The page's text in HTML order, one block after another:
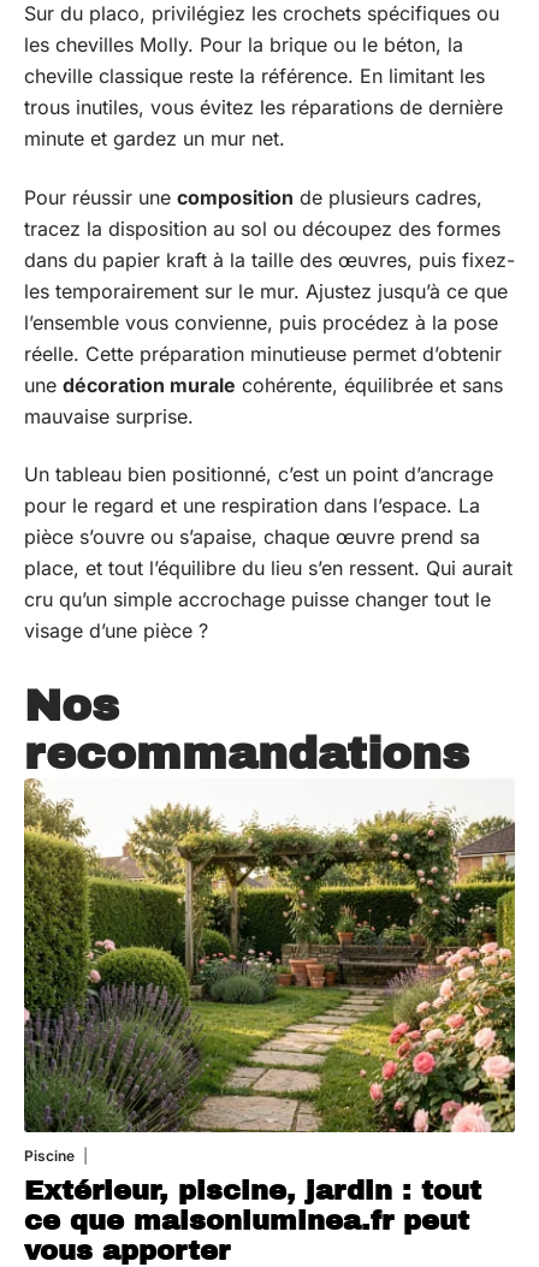
Sur du placo, privilégiez les crochets spécifiques ou
les chevilles Molly. Pour la brique ou le béton, la
cheville classique reste la référence. En limitant les
trous inutiles, vous évitez les réparations de dernière
minute et gardez un mur net.
Pour réussir une composition de plusieurs cadres,
tracez la disposition au sol ou découpez des formes
dans du papier kraft à la taille des œuvres, puis fixez-
les temporairement sur le mur. Ajustez jusqu’à ce que
l’ensemble vous convienne, puis procédez à la pose
réelle. Cette préparation minutieuse permet d’obtenir
une décoration murale cohérente, équilibrée et sans
mauvaise surprise.
Un tableau bien positionné, c’est un point d’ancrage
pour le regard et une respiration dans l’espace. La
pièce s’ouvre ou s’apaise, chaque œuvre prend sa
place, et tout l’équilibre du lieu s’en ressent. Qui aurait
cru qu’un simple accrochage puisse changer tout le
visage d’une pièce ?
Nos
recommandations
Piscine
Extérieur, piscine, jardin : tout
ce que maisonluminea.fr peut
vous apporter